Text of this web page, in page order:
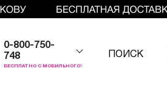
0-800-750-
748
БЕСПЛАТНО С МОБИЛЬНОГО!
ПОИСК